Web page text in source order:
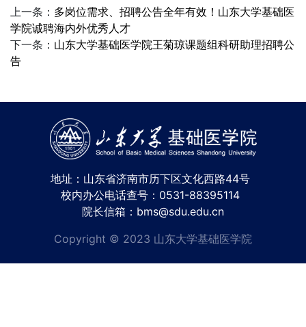
上一条： 多岗位需求、招聘公告全年有效！山东大学基础医
学院诚聘海内外优秀人才
下一条： 山东大学基础医学院王菊琼课题组科研助理招聘公
告
地址：山东省济南市历下区文化西路44号
校内办公电话查号：0531-88395114
院长信箱：bms@sdu.edu.cn
Copyright © 2023 山东大学基础医学院